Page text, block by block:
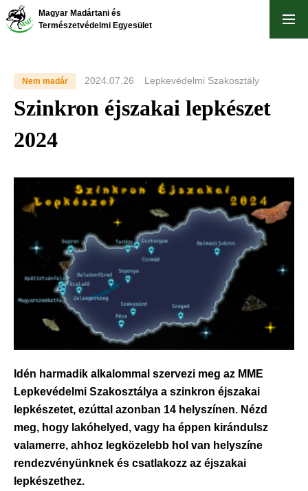
Ugrás
Magyar Madártani és
Természetvédelmi Egyesület
Nem madár 2024.07.26 Lepkevédelmi Szakosztály
Szinkron éjszakai lepkészet
2024
Idén harmadik alkalommal szervezi meg az MME
Lepkevédelmi Szakosztálya a szinkron éjszakai
lepkészetet, ezúttal azonban 14 helyszínen. Nézd
meg, hogy lakóhelyed, vagy ha éppen kirándulsz
valamerre, ahhoz legközelebb hol van helyszíne
rendezvényünknek és csatlakozz az éjszakai
lepkészethez.